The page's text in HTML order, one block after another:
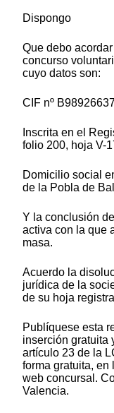
Dispongo
Que debo
concurso
cuyo datos son:
CIF nº
Inscrita en el
folio 200, hoja V-
Domicilio social
de la Pobla de
Y la conclusión
activa con la que
masa.
Acuerdo la
jurídica de la
de su hoja
Publíquese esta
inserción gratuita
artículo 23 de la
forma gratuita, en
web concursal.
Valencia.